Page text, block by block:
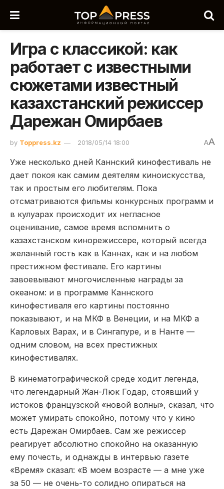
Игра с классикой: как
работает с известными
сюжетами известный
казахстанский режиссер
Дарежан Омирбаев
by Toppress.kz 2018/05/14 18:00 AA
Уже несколько дней Каннский кинофестиваль не
дает покоя как самим деятелям киноискусства,
так и простым его любителям. Пока
отсматриваются фильмы конкурсных программ и
в кулуарах происходит их негласное
оценивание, самое время вспомнить о
казахстанском кинорежиссере, который всегда
желанный гость как в Каннах, как и на любом
престижном фестивале. Его картины
завоевывают многочисленные награды за
океаном: и в программе Каннского
кинофестиваля его картины постоянно
показывают, и на МКФ в Венеции, и на МКФ а
Карловых Варах, и в Сингапуре, и в Нанте —
одним словом, на всех престижных
кинофестивалях.
В кинематографической среде ходит легенда,
что легендарный Жан-Люк Годар, стоявший у
истоков французской «новой волны», сказал, что
может умирать спокойно, потому что у кино
есть Дарежан Омирбаев. Сам же режиссер
реагирует абсолютно спокойно на оказанную
ему почесть, и однажды в интервью газете
«Время» сказал: «В моем возрасте — а мне уже
за 50 — не очень-то солидно опираться на